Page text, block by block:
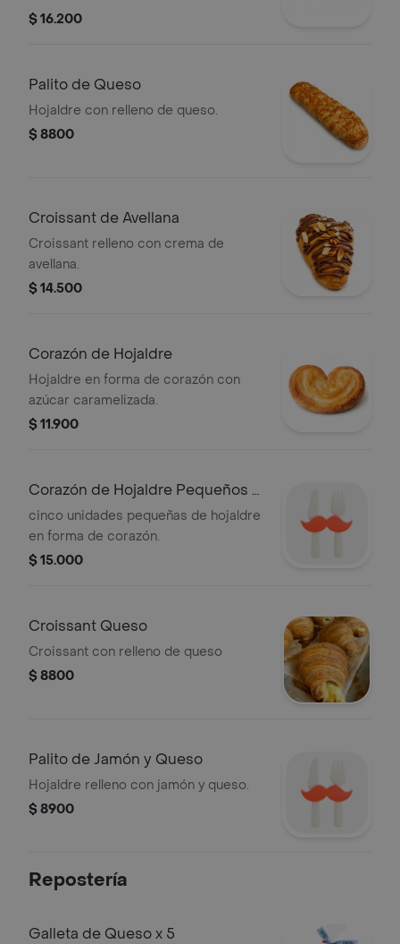
$ 16.200
Palito de Queso
Hojaldre con relleno de queso.
$ 8800
Croissant de Avellana
Croissant relleno con crema de
avellana.
$ 14.500
Corazón de Hojaldre
Hojaldre en forma de corazón con
azúcar caramelizada.
$ 11.900
Corazón de Hojaldre Pequeños X
5
cinco unidades pequeñas de hojaldre
en forma de corazón.
$ 15.000
Croissant Queso
Croissant con relleno de queso
$ 8800
Palito de Jamón y Queso
Hojaldre relleno con jamón y queso.
$ 8900
Repostería
Galleta de Queso x 5